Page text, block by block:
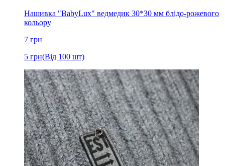
Нашивка "BabyLux" ведмедик 30*30 мм блідо-рожевого
кольору
7 грн
5 грн(Від 100 шт)